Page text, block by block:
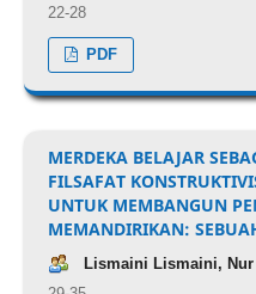
22-28
PDF
MERDEKA BELAJAR
FILSAFAT
UNTUK MEMBANGUN
MEMANDIRIKAN:
Lismaini Lismaini,